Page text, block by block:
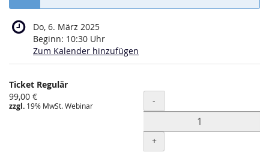
Do, 6. März 2025
Beginn: 10:30 Uhr
Zum Kalender hinzufügen
Produkte
Unkategorisierte
Produkte
Ticket Regulär
99,00 €
zzgl. 19% MwSt. Webinar Menge
-
+